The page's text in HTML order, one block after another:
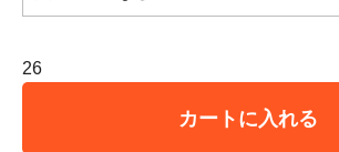
26
カートに入れる